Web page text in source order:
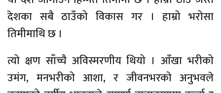
देशका सबै ठाउँको विकास गर । हाम्रो भरोसा
तिमीमाथि छ ।
त्यो क्षण साँच्चै अविस्मरणीय थियो । आँखा भरीको
उमंग, मनभरीको आशा, र जीवनभरको अनुभवले